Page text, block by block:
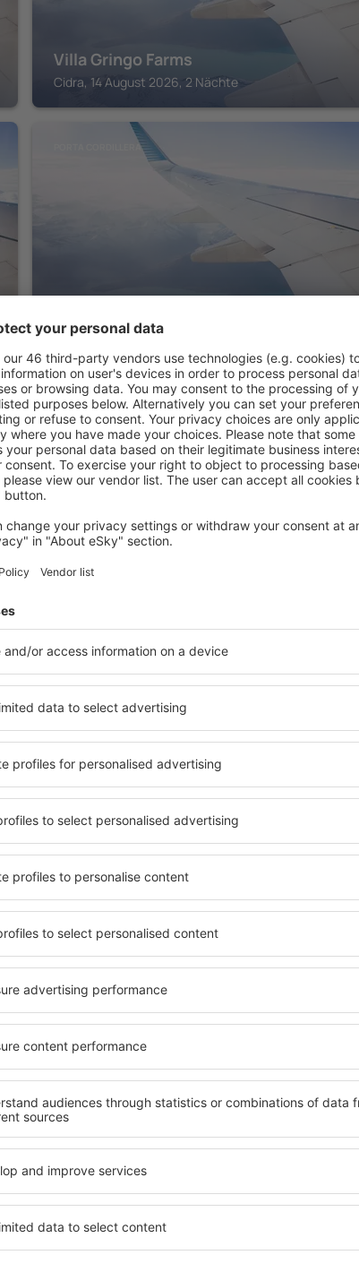
Villa Gringo Farms
Cidra, 14 August 2026, 2 Nächte
PORTA CORDILLERA
Aibonito Hotel 203
Barranquitas, 14 August 2026, 2 Nächte
PORTA CORDILLERA
Aibonito Hotel 205
Barranquitas, 14 August 2026, 2 Nächte
Mehr Angebote prüfen in Porta Cordillera
finden Sie Unterkünfte für
unterschiedlichen
und komfortabel
Annehmlichkeiten und
wo sie während einer
können. Die Unterkünfte
als auch in der Nähe
Stadtteilen oder
Sie eine Unterkunft in
abhängig von Ihren
in Porta Cordillera gibt
Erreichen des Ziels nach
einem Hotel, einer
für Reisende suchen zu
dem Besuch von Porta
angenehmeren
Porta
Die Unterkünfte
Angebot von
Senioren und
Hotels und
bieten und sich im
Annehmlichkeiten
Verkehrsmitteln,
sind die Garantie
Wenn Sie an
Cordillera ein
finden Sie alles,
Geschäftsreise
buchen Sie in
Säuglinge und
Haustieren.
in Porta
von der
und der Check-
Welche
Unterkünften
Die
hängen von der